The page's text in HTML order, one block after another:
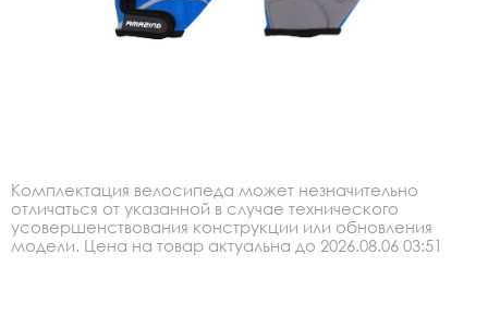
Комплектация велосипеда может незначительно
отличаться от указанной в случае технического
усовершенствования конструкции или обновления
модели. Цена на товар актуальна до 2026.08.06 03:51